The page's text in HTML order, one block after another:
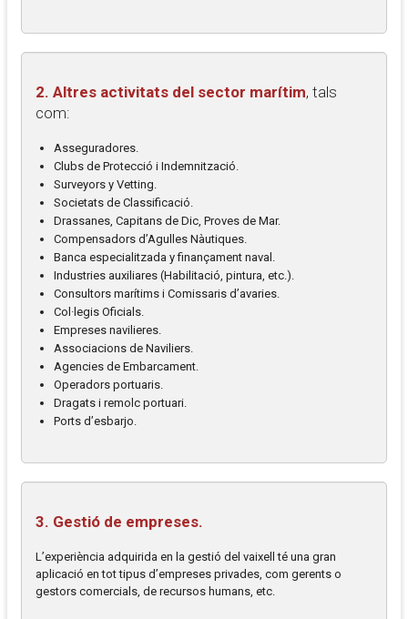
2. Altres activitats del sector marítim, tals
com:
Asseguradores.
Clubs de Protecció i Indemnització.
Surveyors y Vetting.
Societats de Classificació.
Drassanes, Capitans de Dic, Proves de Mar.
Compensadors d’Agulles Nàutiques.
Banca especialitzada y finançament naval.
Industries auxiliares (Habilitació, pintura, etc.).
Consultors marítims i Comissaris d’avaries.
Col·legis Oficials.
Empreses navilieres.
Associacions de Naviliers.
Agencies de Embarcament.
Operadors portuaris.
Dragats i remolc portuari.
Ports d’esbarjo.
3. Gestió de empreses.
L’experiència adquirida en la gestió del vaixell té una gran
aplicació en tot tipus d’empreses privades, com gerents o
gestors comercials, de recursos humans, etc.